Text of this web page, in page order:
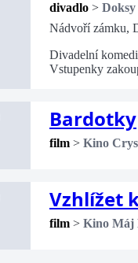
divadlo > Doksy
Nádvoří zámku,
Divadelní
Vstupenky
Bardotky
film > Kino
Vzhlížet
film > Kino Máj